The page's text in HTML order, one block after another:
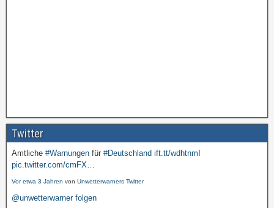
Twitter
Amtliche #Warnungen für #Deutschland ift.tt/wdhtnmI
pic.twitter.com/cmFX…
Vor etwa 3 Jahren von Unwetterwarners Twitter
@unwetterwarner folgen